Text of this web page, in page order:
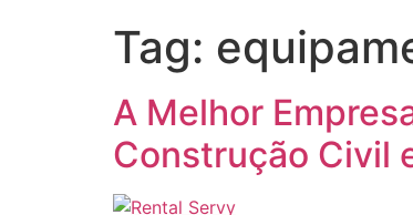
Tag:
A Melhor
Construção Civil